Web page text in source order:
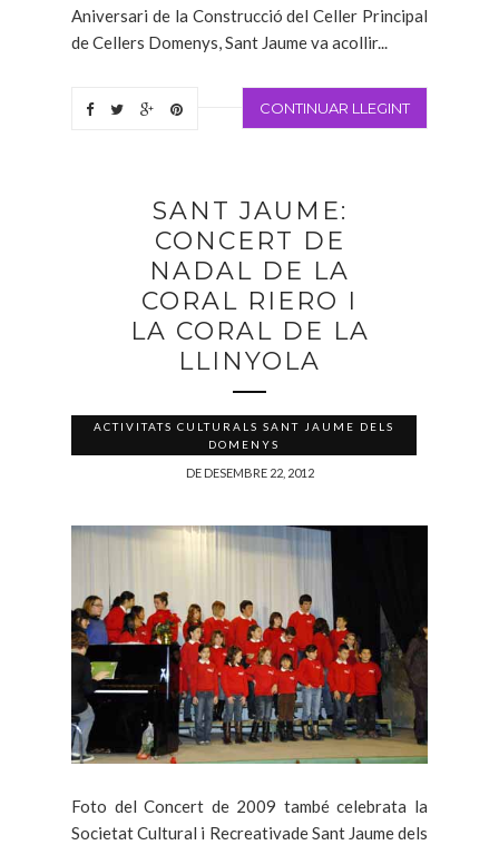
Aniversari de la Construcció del Celler Principal
de Cellers Domenys, Sant Jaume va acollir...
CONTINUAR LLEGINT
SANT JAUME:
CONCERT DE
NADAL DE LA
CORAL RIERO I
LA CORAL DE LA
LLINYOLA
ACTIVITATS CULTURALS SANT JAUME DELS
DOMENYS
DE DESEMBRE 22, 2012
Foto del Concert de 2009 també celebrata la
Societat Cultural i Recreativade Sant Jaume dels